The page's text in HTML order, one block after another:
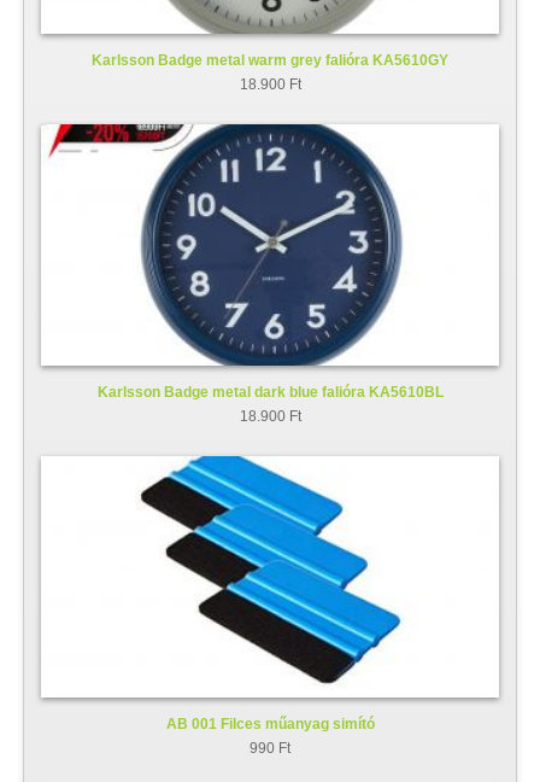
Karlsson Badge metal warm grey falióra KA5610GY
18.900 Ft
Karlsson Badge metal dark blue falióra KA5610BL
18.900 Ft
AB 001 Filces műanyag simító
990 Ft